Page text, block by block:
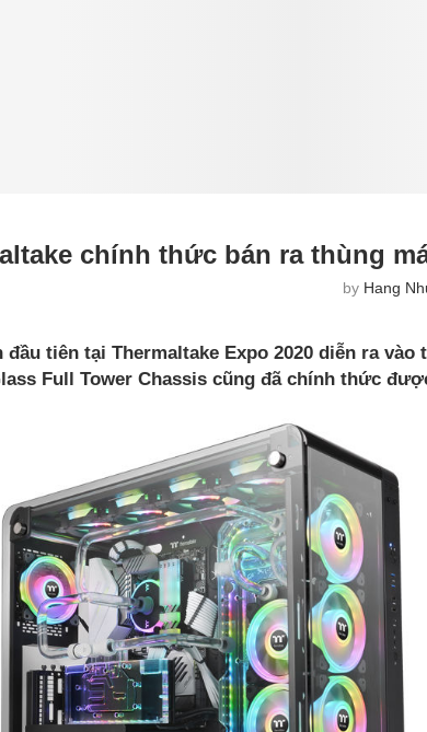
chính thức bán ra thùng
by Hang
tiên tại Thermaltake Expo 2020 diễn ra vào
Full Tower Chassis cũng đã chính thức